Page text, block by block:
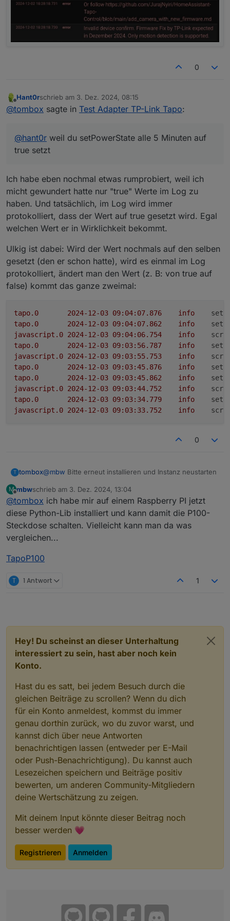
0
Offline
Hant0rschrieb am 3. Dez. 2024, 08:15
zuletzt editiert von
@tombox sagte in Test Adapter TP-Link Tapo:
@hant0r weil du setPowerState alle 5 Minuten auf
true setzt
Ich habe eben nochmal etwas rumprobiert, weil ich
micht gewundert hatte nur "true" Werte im Log zu
haben. Und tatsächlich, im Log wird immer
protokolliert, dass der Wert auf true gesetzt wird. Egal
welchen Wert er in Wirklichkeit bekommt.
Ulkig ist dabei: Wird der Wert nochmals auf den selben
gesetzt (den er schon hatte), wird es einmal im Log
protokolliert, ändert man den Wert (z. B: von true auf
false) kommt das ganze zweimal:
tapo.0 info
tapo.0
info
javascript.0
info
tapo.0
info
javascript.0
info
tapo.0
info
tapo.0
info
javascript.0
info
tapo.0
info
javascript.0
info
0
T tombox@mbw Bitte erneut installieren und Instanz neustarten
M
Offline
mbwschrieb am 3. Dez. 2024, 13:04
zuletzt editiert von
@tombox ich habe mir auf einem Raspberry PI jetzt
diese Python-Lib installiert und kann damit die P100-
Steckdose schalten. Vielleicht kann man da was
vergleichen...
TapoP100
T 1 Antwort 1
Hey! Du scheinst an dieser Unterhaltung
interessiert zu sein, hast aber noch kein
Konto.
Hast du es satt, bei jedem Besuch durch die
gleichen Beiträge zu scrollen? Wenn du dich
für ein Konto anmeldest, kommst du immer
genau dorthin zurück, wo du zuvor warst, und
kannst dich über neue Antworten
benachrichtigen lassen (entweder per E-Mail
oder Push-Benachrichtigung). Du kannst auch
Lesezeichen speichern und Beiträge positiv
bewerten, um anderen Community-Mitgliedern
deine Wertschätzung zu zeigen.
Mit deinem Input könnte dieser Beitrag noch
besser werden 💗
Registrieren Anmelden